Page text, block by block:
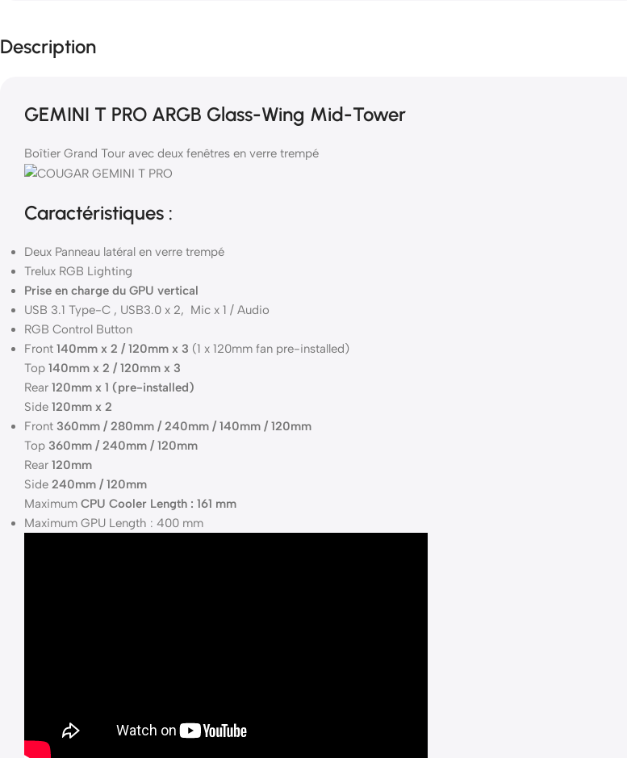
Description
GEMINI T PRO ARGB Glass-Wing Mid-Tower
Boîtier Grand Tour avec deux fenêtres en verre trempé
Caractéristiques :
Deux Panneau latéral en verre trempé
Trelux RGB Lighting
Prise en charge du GPU vertical
USB 3.1 Type-C , USB3.0 x 2, Mic x 1 / Audio
RGB Control Button
Front 140mm x 2 / 120mm x 3 (1 x 120mm fan pre-installed)
Top 140mm x 2 / 120mm x 3
Rear 120mm x 1 (pre-installed)
Side 120mm x 2
Front 360mm / 280mm / 240mm / 140mm / 120mm
Top 360mm / 240mm / 120mm
Rear 120mm
Side 240mm / 120mm
Maximum CPU Cooler Length : 161 mm
Maximum GPU Length : 400 mm